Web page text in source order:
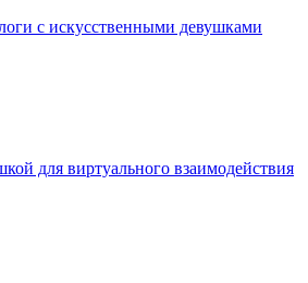
с искусственными девушками
для виртуального взаимодействия